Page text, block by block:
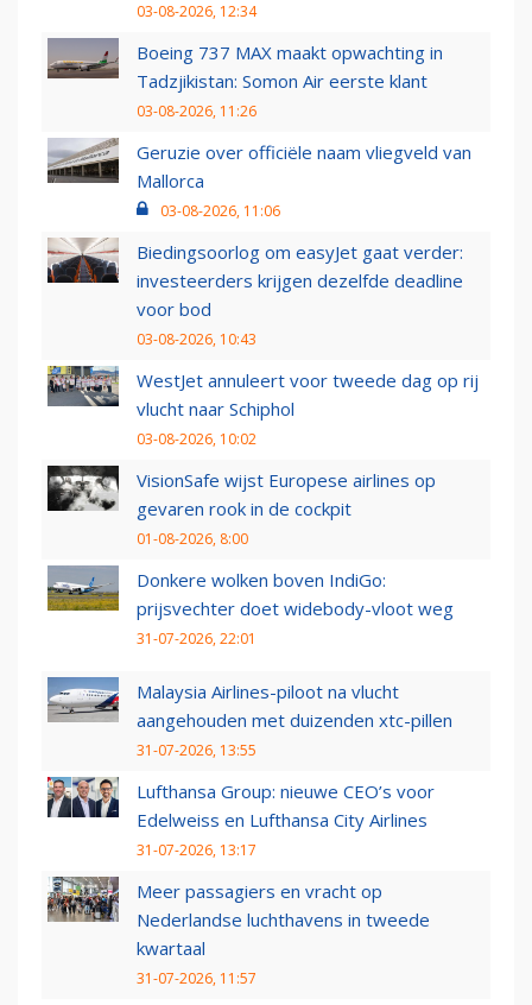
03-08-2026, 12:34
Boeing 737 MAX maakt opwachting in
Tadzjikistan: Somon Air eerste klant
03-08-2026, 11:26
Geruzie over officiële naam vliegveld van
Mallorca
03-08-2026, 11:06
Biedingsoorlog om easyJet gaat verder:
investeerders krijgen dezelfde deadline
voor bod
03-08-2026, 10:43
WestJet annuleert voor tweede dag op rij
vlucht naar Schiphol
03-08-2026, 10:02
VisionSafe wijst Europese airlines op
gevaren rook in de cockpit
01-08-2026, 8:00
Donkere wolken boven IndiGo:
prijsvechter doet widebody-vloot weg
31-07-2026, 22:01
Malaysia Airlines-piloot na vlucht
aangehouden met duizenden xtc-pillen
31-07-2026, 13:55
Lufthansa Group: nieuwe CEO’s voor
Edelweiss en Lufthansa City Airlines
31-07-2026, 13:17
Meer passagiers en vracht op
Nederlandse luchthavens in tweede
kwartaal
31-07-2026, 11:57